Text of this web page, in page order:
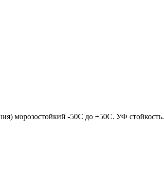
морозостойкий -50С до +50С. УФ